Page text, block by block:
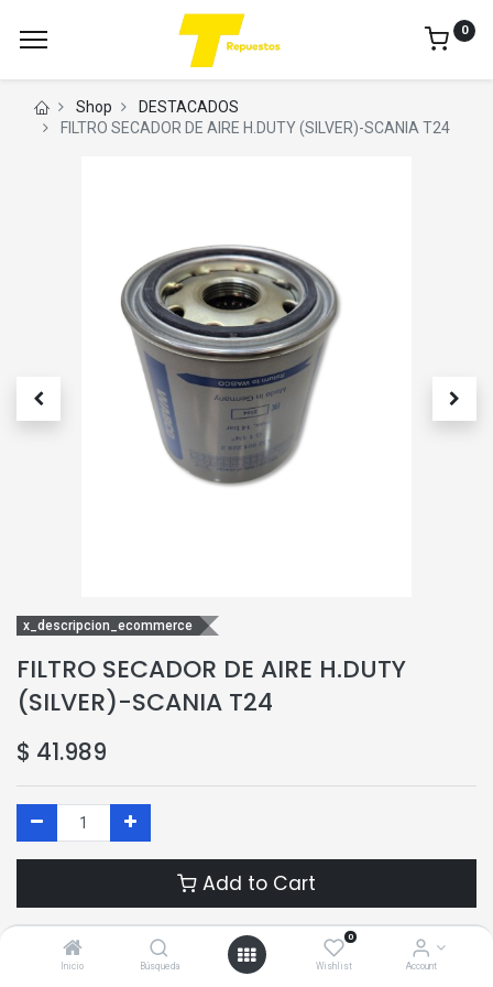
Inicio Búsqueda
0
Wishlist Account
0
Shop
DESTACADOS
FILTRO SECADOR DE AIRE H.DUTY (SILVER)-SCANIA T24
x_descripcion_ecommerce
FILTRO SECADOR DE AIRE H.DUTY
(SILVER)-SCANIA T24
$ 41.989
Add to Cart
Add to Wishlist